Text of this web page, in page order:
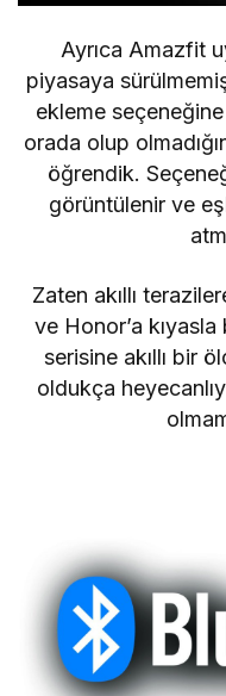
Ayrıca Amazfit
piyasaya
ekleme
orada olup
öğrendik.
görüntülenir ve
Zaten akıllı
ve Honor’a
serisine akıllı bir
oldukça